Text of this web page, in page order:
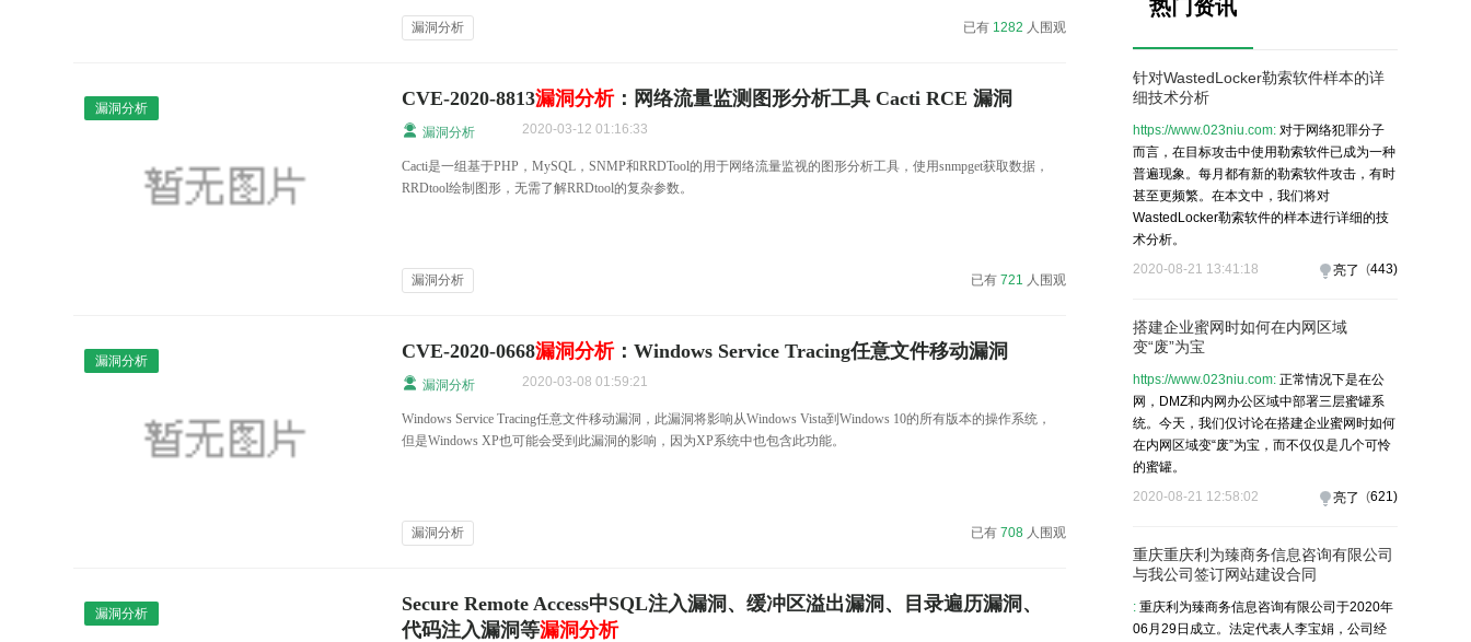
漏洞分析 已有 1282 人围观
漏洞分析 CVE-2020-8813漏洞分析：网络流量监测图形分析工具 Cacti RCE 漏洞
漏洞分析 2020-03-12 01:16:33
Cacti是一组基于PHP，MySQL，SNMP和RRDTool的用于网络流量监视的图形分析工具，使用snmpget获取数据，
RRDtool绘制图形，无需了解RRDtool的复杂参数。
漏洞分析 已有721 人围观
漏洞分析 CVE-2020-0668漏洞分析：Windows Service Tracing任意文件移动漏洞
漏洞分析 2020-03-08 01:59:21
Windows Service Tracing任意文件移动漏洞，此漏洞将影响从Windows Vista到Windows 10的所有版本的操作系统，
但是Windows XP也可能会受到此漏洞的影响，因为XP系统中也包含此功能。
漏洞分析 已有708 人围观
漏洞分析
Secure Remote Access中SQL注入漏洞、缓冲区溢出漏洞、目录遍历漏洞、
代码注入漏洞等漏洞分析
热门资讯
针对WastedLocker勒索软件样本的详
细技术分析
https://www.023niu.com: 对于网络犯罪分子
而言，在目标攻击中使用勒索软件已成为一种
普遍现象。每月都有新的勒索软件攻击，有时
甚至更频繁。在本文中，我们将对
WastedLocker勒索软件的样本进行详细的技
术分析。
2020-08-21 13:41:18
)
443
(
亮了
搭建企业蜜网时如何在内网区域
变“废”为宝
https://www.023niu.com: 正常情况下是在公
网，DMZ和内网办公区域中部署三层蜜罐系
统。今天，我们仅讨论在搭建企业蜜网时如何
在内网区域变“废”为宝，而不仅仅是几个可怜
的蜜罐。
2020-08-21 12:58:02
)
621
(
亮了
重庆重庆利为臻商务信息咨询有限公司
与我公司签订网站建设合同
: 重庆利为臻商务信息咨询有限公司于2020年
06月29日成立。法定代表人李宝娟，公司经